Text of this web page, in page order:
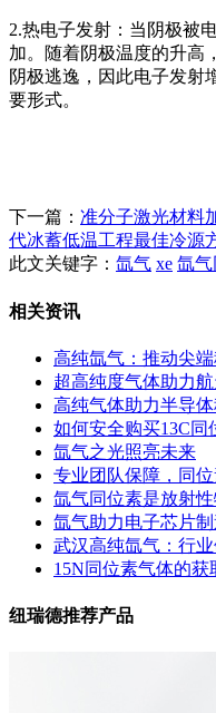
2.热电子发射：当阴极被
加。随着阴极温度的升高
阴极逃逸，因此电子发射
要形式。
下一篇： 准分子激光材料
代冰蓄低温工程最佳冷源
此文关键字： 氙气 xe 氙
相关资讯
高纯氙气：推动尖
超高纯度气体助力
高纯气体助力半导
如何安全购买13C同
氙气之光照亮未来
专业团队保障，同
氙气同位素是放射性
氙气助力电子芯片
武汉高纯氙气：行
15N同位素气体的获
纽瑞德推荐产品